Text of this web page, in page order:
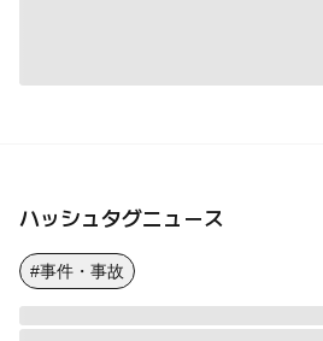
ハッシュタグニュース
#事件・事故